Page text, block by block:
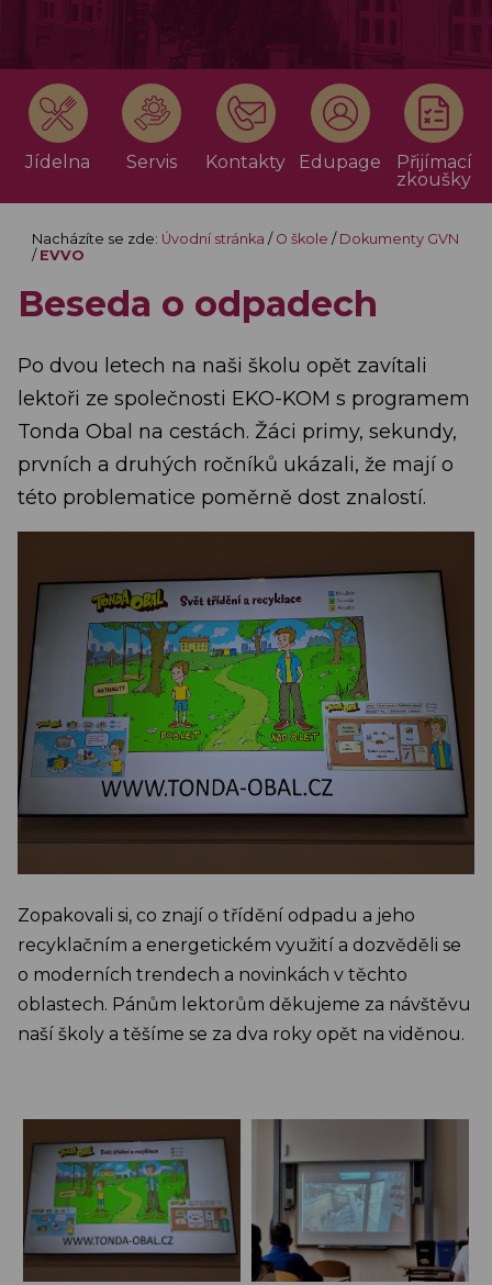
Jídelna Servis Kontakty Edupage
Přijímací
zkoušky
Nacházíte se zde: Úvodní stránka / O škole / Dokumenty GVN
/ EVVO
Beseda o odpadech
Po dvou letech na naši školu opět zavítali
lektoři ze společnosti EKO-KOM s programem
Tonda Obal na cestách. Žáci primy, sekundy,
prvních a druhých ročníků ukázali, že mají o
této problematice poměrně dost znalostí.
Zopakovali si, co znají o třídění odpadu a jeho
recyklačním a energetickém využití a dozvěděli se
o moderních trendech a novinkách v těchto
oblastech. Pánům lektorům děkujeme za návštěvu
naší školy a těšíme se za dva roky opět na viděnou.